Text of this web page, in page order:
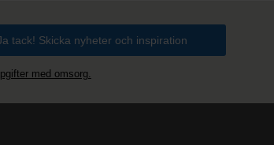
med omsorg.